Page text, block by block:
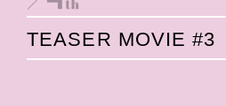
TEASER MOVIE #3